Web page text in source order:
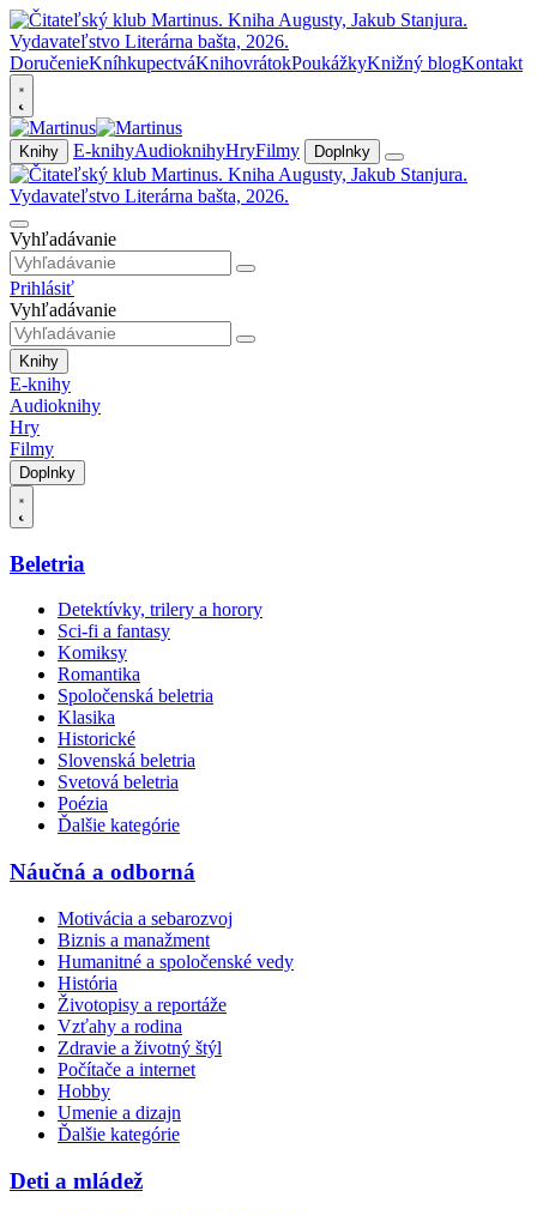
DoručenieKníhkupectváKnihovrátokPoukážkyKnižný blogKontakt
Knihy E-knihyAudioknihyHryFilmy Doplnky
Vyhľadávanie
Prihlásiť
Vyhľadávanie
Knihy
E-knihy
Audioknihy
Hry
Filmy
Doplnky
Beletria
Detektívky, trilery a horory
Sci-fi a fantasy
Komiksy
Romantika
Spoločenská beletria
Klasika
Historické
Slovenská beletria
Svetová beletria
Poézia
Ďalšie kategórie
Náučná a odborná
Motivácia a sebarozvoj
Biznis a manažment
Humanitné a spoločenské vedy
História
Životopisy a reportáže
Vzťahy a rodina
Zdravie a životný štýl
Počítače a internet
Hobby
Umenie a dizajn
Ďalšie kategórie
Deti a mládež